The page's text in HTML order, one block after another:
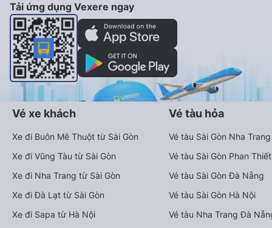
Tải ứng dụng Vexere ngay
Vé xe khách
Xe đi Buôn Mê Thuột từ Sài Gòn
Xe đi Vũng Tàu từ Sài Gòn
Xe đi Nha Trang từ Sài Gòn
Xe đi Đà Lạt từ Sài Gòn
Xe đi Sapa từ Hà Nội
Vé tàu hỏa
Vé tàu Sài Gòn Nha Trang
Vé tàu Sài Gòn Phan Thiết
Vé tàu Sài Gòn Đà Nẵng
Vé tàu Sài Gòn Hà Nội
Vé tàu Nha Trang Đà